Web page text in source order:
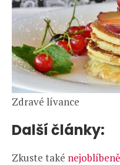
Zdravé lívance
Další články:
Zkuste také